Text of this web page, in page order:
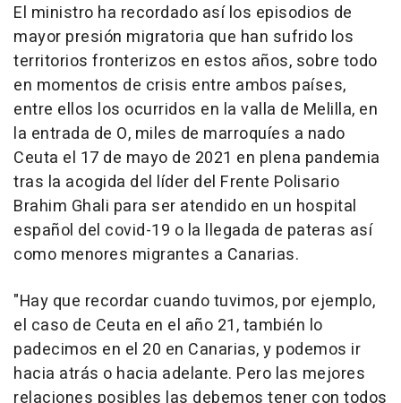
El ministro ha recordado así los episodios de
mayor presión migratoria que han sufrido los
territorios fronterizos en estos años, sobre todo
en momentos de crisis entre ambos países,
entre ellos los ocurridos en la valla de Melilla, en
la entrada de O, miles de marroquíes a nado
Ceuta el 17 de mayo de 2021 en plena pandemia
tras la acogida del líder del Frente Polisario
Brahim Ghali para ser atendido en un hospital
español del covid-19 o la llegada de pateras así
como menores migrantes a Canarias.
"Hay que recordar cuando tuvimos, por ejemplo,
el caso de Ceuta en el año 21, también lo
padecimos en el 20 en Canarias, y podemos ir
hacia atrás o hacia adelante. Pero las mejores